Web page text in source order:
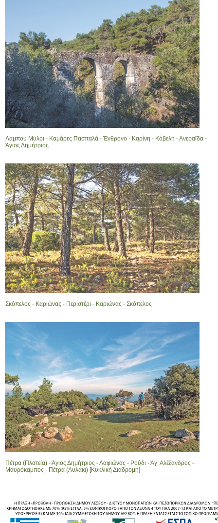
Λάμπου Μύλοι - Καμάρες Πασπαλά - Ένθρονο - Καρίνη - Κόβελη - Ανεραΐδα -
Άγιος Δημήτριος
Σκόπελος - Καριώνας - Περιστέρι - Καριώνας - Σκόπελος
Πέτρα (Πλατεία) - Άγιος Δημήτριος - Λαφιώνας - Ρούδι - Άγ. Αλέξανδρος -
Μαυρόκαμπος - Πέτρα (Αυλάκι) [Κυκλική Διαδρομή]